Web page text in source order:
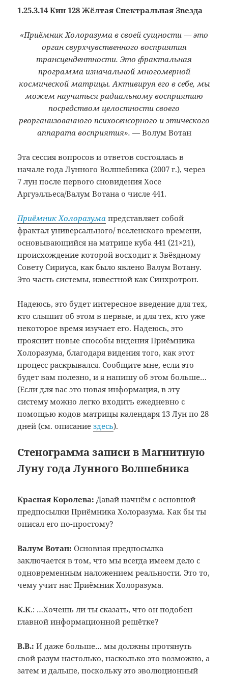
1.25.3.14 Кин 128 Жёлтая Спектральная Звезда
«Приёмник Холоразума в своей сущности — это
орган свурхчувственного восприятия
трансцендентности. Это фрактальная
программа изначальной многомерной
космической матрицы. Активируя его в себе, мы
можем научиться радиальному восприятию
посредством целостности своего
реорганизованного психосенсорного и этического
аппарата восприятия». — Волум Вотан
Эта сессия вопросов и ответов состоялась в
начале года Лунного Волшебника (2007 г.), через
7 лун после первого сновидения Хосе
Аргуэлльеса/Валум Вотана о числе 441.
Приёмник Холоразума представляет собой
фрактал универсального/ вселенского времени,
основывающийся на матрице куба 441 (21×21),
происхождение которой восходит к Звёздному
Совету Сириуса, как было явлено Валум Вотану.
Это часть системы, известной как Синхротрон.
Надеюсь, это будет интересное введение для тех,
кто слышит об этом в первые, и для тех, кто уже
некоторое время изучает его. Надеюсь, это
прояснит новые способы видения Приёмника
Холоразума, благодаря видения того, как этот
процесс раскрывался. Сообщите мне, если это
будет вам полезно, и я напишу об этом больше…
(Если для вас это новая информация, в эту
систему можно легко входить ежедневно с
помощью кодов матрицы календаря 13 Лун по 28
дней (см. описаниездесь).
Стенограмма записи в Магнитную
Луну года Лунного Волшебника
Красная Королева: Давай начнём с основной
предпосылки Приёмника Холоразума. Как бы ты
описал его по-простому?
Валум Вотан: Основная предпосылка
заключается в том, что мы всегда имеем дело с
одновременным наложением реальности. Это то,
чему учит нас Приёмник Холоразума.
К.К.: …Хочешь ли ты сказать, что он подобен
главной информационной решётке?
В.В.:И даже больше… мы должны протянуть
свой разум настолько, насколько это возможно, а
затем и дальше, поскольку это эволюционный